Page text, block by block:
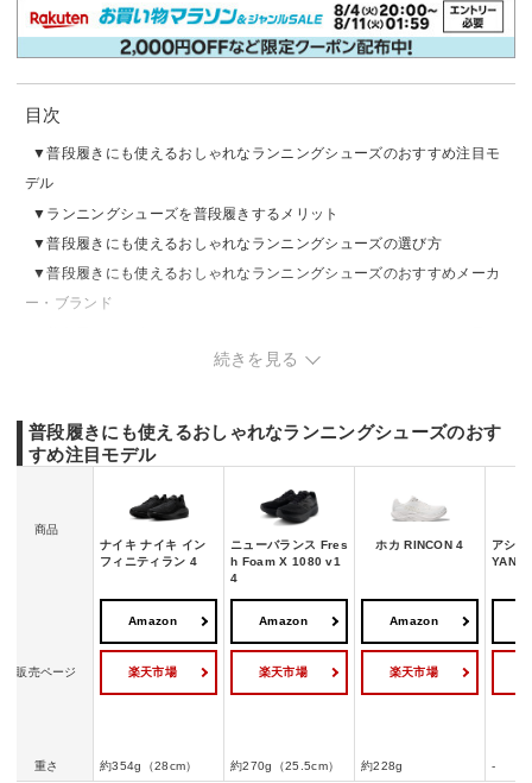
目次
普段履きにも使えるおしゃれなランニングシューズのおすすめ注目モ
デル
ランニングシューズを普段履きするメリット
普段履きにも使えるおしゃれなランニングシューズの選び方
普段履きにも使えるおしゃれなランニングシューズのおすすめメーカ
ー・ブランド
普段履きにも使えるおしゃれなランニングシューズのおすすめ｜白
他
続きを見る
普段履きにも使えるおしゃれなランニングシューズのおす
すめ注目モデル
商品
ナイキ ナイキ イン
フィニティラン 4
ニューバランス Fres
h Foam X 1080 v1
4
ホカ RINCON 4
アシ
YANO
販売ページ
Amazon
楽天市場
Amazon
楽天市場
Amazon
楽天市場
重さ 約354g（28cm） 約270g（25.5cm） 約228g -